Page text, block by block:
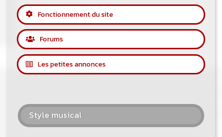
Fonctionnement du site
Forums
Les petites annonces
Style musical